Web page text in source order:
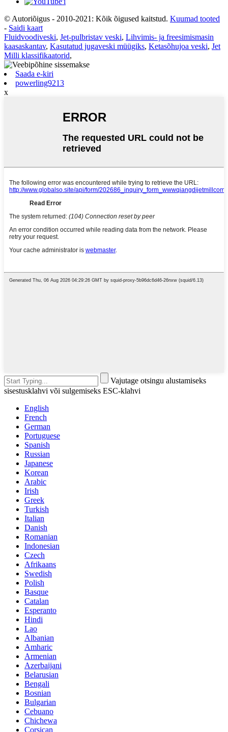
© Autoriõigus - 2010-2021: Kõik õigused kaitstud. Kuumad tooted
- Saidi kaart
Fluidvoodiveski, Jet-pulbristav veski, Lihvimis- ja freesimismasin
kaasaskantav, Kasutatud jugaveski müügiks, Ketasõhujoa veski, Jet
Milli klassifikaatorid,
Saada e-kiri
powerling9213
x
Vajutage otsingu alustamiseks
sisestusklahvi või sulgemiseks ESC-klahvi
English
French
German
Portuguese
Spanish
Russian
Japanese
Korean
Arabic
Irish
Greek
Turkish
Italian
Danish
Romanian
Indonesian
Czech
Afrikaans
Swedish
Polish
Basque
Catalan
Esperanto
Hindi
Lao
Albanian
Amharic
Armenian
Azerbaijani
Belarusian
Bengali
Bosnian
Bulgarian
Cebuano
Chichewa
Corsican